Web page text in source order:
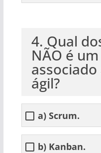
4. Qual
NÃO é
ágil?
a) Scrum.
b) Kanban.